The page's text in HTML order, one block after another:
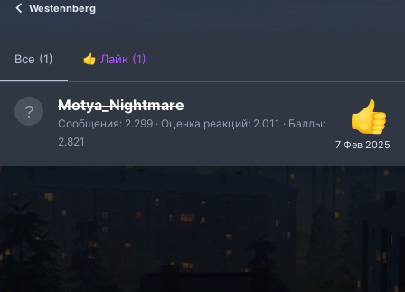
Westennberg
Все (1) Лайк (1)
7 Фев 2025
Motya_Nightmare
Сообщения 2.299 Оценка реакций 2.011
Баллы
2.821